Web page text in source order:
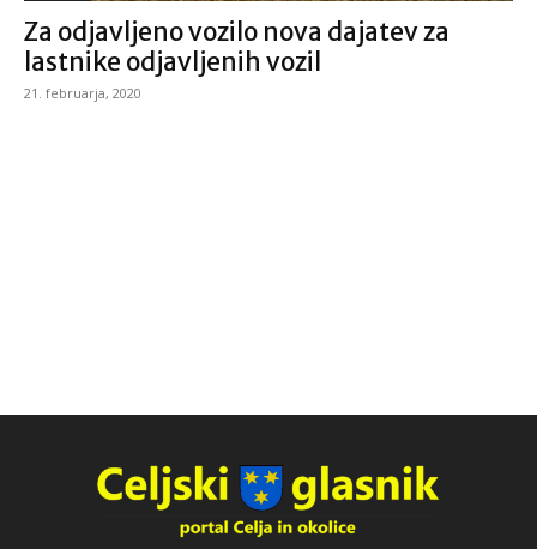
Za odjavljeno vozilo nova dajatev za
lastnike odjavljenih vozil
21. februarja, 2020